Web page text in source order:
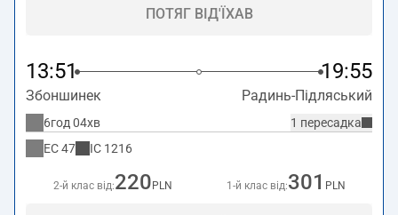
ПОТЯГ ВІД'ЇХАВ
13:51 19:55
Збоншинек Радинь-Підляський
1 пересадка
6год 04хв
EC47 IC 1216
2-й клас від:220 PLN 1-й клас від:301 PLN